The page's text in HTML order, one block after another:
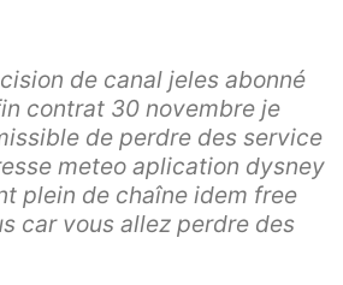
de canal jeles abonné
contrat 30 novembre je
de perdre des service
meteo aplication dysney
plein de chaîne idem free
car vous allez perdre des